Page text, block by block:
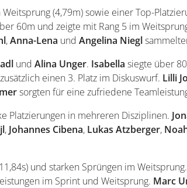
(4,79m) sowie einer Top-
60m und zeigte mit Rang 5 im
,Anna-Lena und Angelina Niegl
und Alina Unger. Isabella siegte über
einen 3. Platz im Diskuswurf. Lilli
sorgten für eine zufriedene
Platzierungen in mehreren Disziplinen.
, Johannes Cibena, Lukas Atzberger,
und starken Sprüngen im Weitsprung.
im Sprint und Weitsprung. Marc